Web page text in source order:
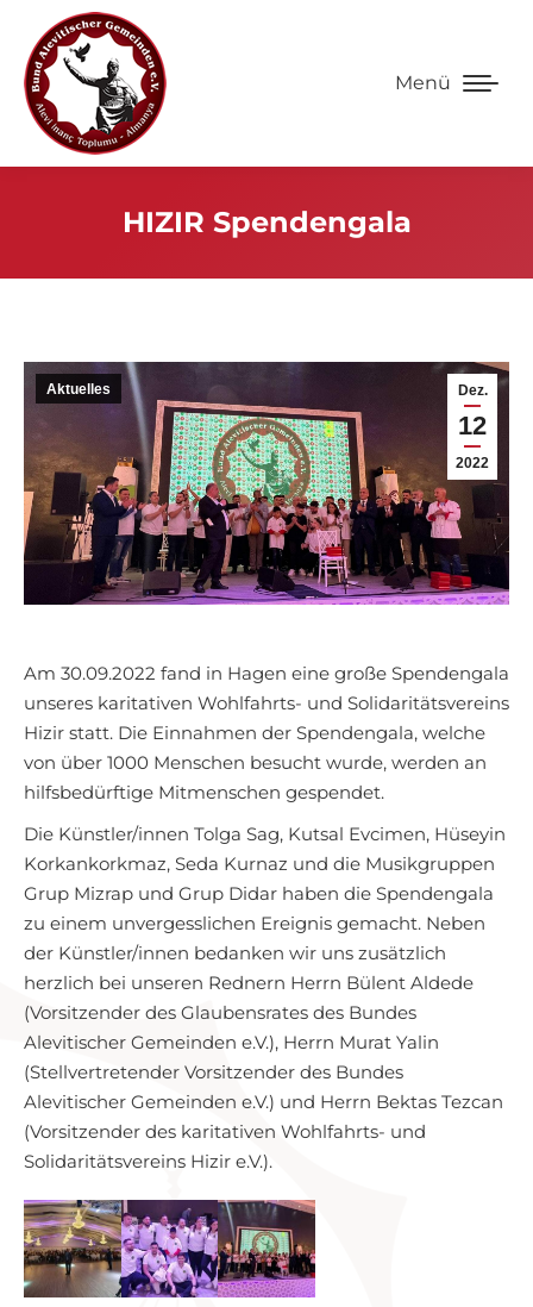
Menü
HIZIR Spendengala
Dez.
12
2022
Aktuelles
Am 30.09.2022 fand in Hagen eine große Spendengala
unseres karitativen Wohlfahrts- und Solidaritätsvereins
Hizir statt. Die Einnahmen der Spendengala, welche
von über 1000 Menschen besucht wurde, werden an
hilfsbedürftige Mitmenschen gespendet.
Die Künstler/innen Tolga Sag, Kutsal Evcimen, Hüseyin
Korkankorkmaz, Seda Kurnaz und die Musikgruppen
Grup Mizrap und Grup Didar haben die Spendengala
zu einem unvergesslichen Ereignis gemacht. Neben
der Künstler/innen bedanken wir uns zusätzlich
herzlich bei unseren Rednern Herrn Bülent Aldede
(Vorsitzender des Glaubensrates des Bundes
Alevitischer Gemeinden e.V.), Herrn Murat Yalin
(Stellvertretender Vorsitzender des Bundes
Alevitischer Gemeinden e.V.) und Herrn Bektas Tezcan
(Vorsitzender des karitativen Wohlfahrts- und
Solidaritätsvereins Hizir e.V.).